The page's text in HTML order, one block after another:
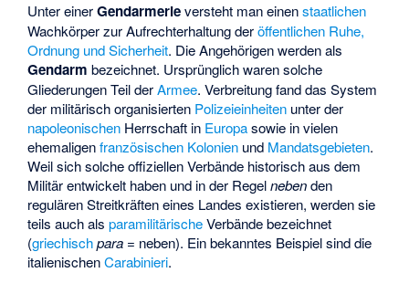
Unter einerGendarmerieversteht man einenstaatlichen
Wachkörper zur Aufrechterhaltung deröffentlichen Ruhe,
Ordnung und Sicherheit. Die Angehörigen werden als
Gendarm bezeichnet. Ursprünglich waren solche
Gliederungen Teil derArmee. Verbreitung fand das System
der militärisch organisierten Polizeieinheiten unter der
napoleonischen Herrschaft in Europasowie in vielen
ehemaligenfranzösischen Kolonien und Mandatsgebieten.
Weil sich solche offiziellen Verbände historisch aus dem
Militär entwickelt haben und in der Regelnebenden
regulären Streitkräften eines Landes existieren, werden sie
teils auch alsparamilitärischeVerbände bezeichnet
(griechisch para = neben). Ein bekanntes Beispiel sind die
italienischenCarabinieri.